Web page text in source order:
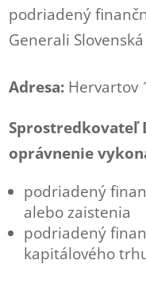
podriadený
Generali
Adresa: Hervartov
Sprostredkovateľ
oprávnenie
podriadený
alebo zaistenia
podriadený
kapitálového